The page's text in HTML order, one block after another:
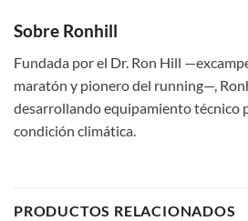
Sobre Ronhill
Fundada por el Dr. Ron Hill
maratón y pionero del running—,
desarrollando equipamiento técnico
condición climática.
PRODUCTOS RELACIONADOS